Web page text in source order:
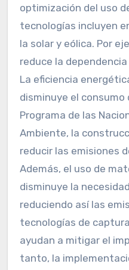
optimización del uso
tecnologías incluyen
la solar y eólica. Por
reduce la
La eficiencia
disminuye el consumo
Programa de las
Ambiente, la
reducir las emisiones
Además, el uso de
disminuye la
reduciendo así las
tecnologías de
ayudan a mitigar el
tanto, la